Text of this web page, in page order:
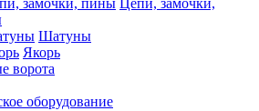
Цепи, замочки,
Шатуны
Якорь
ворота
оборудование